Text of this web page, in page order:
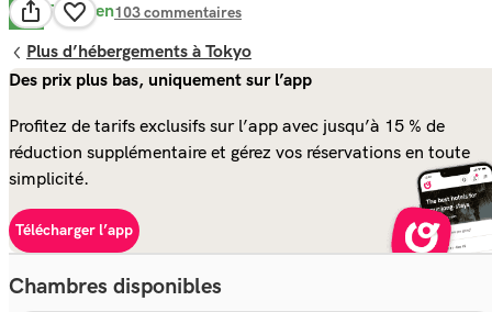
8.0 Très Bien103commentaires
Plus d’hébergements à Tokyo
Des prix plus bas, uniquement sur l’app
Profitez de tarifs exclusifs sur l’app avec jusqu’à 15 % de
réduction supplémentaire et gérez vos réservations en toute
simplicité.
Télécharger l’app
Chambres disponibles